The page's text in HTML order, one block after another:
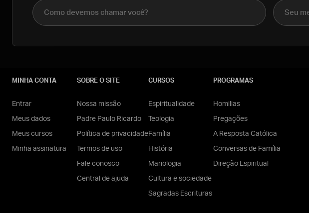
Nome completo E-mail
MINHA CONTA
Entrar
Meus dados
Meus cursos
Minha assinatura
SOBRE O SITE
Nossa missão
Padre Paulo Ricardo
Política de privacidade
Termos de uso
Fale conosco
Central de ajuda
CURSOS
Espiritualidade
Teologia
Família
História
Mariologia
Cultura e sociedade
Sagradas Escrituras
PROGRAMAS
Homilias
Pregações
A Resposta Católica
Conversas de Família
Direção Espiritual